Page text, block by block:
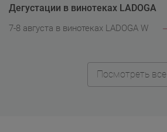
Дегустации в винотеках LADOGA
7-8 августа в винотеках LADOGA Wine.
Посмотреть все